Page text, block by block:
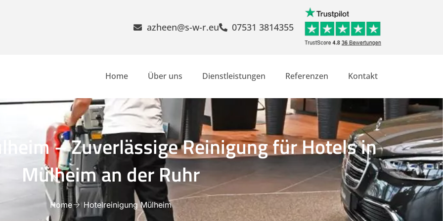
azheen@s-w-r.eu 07531 3814355
Home Über uns Dienstleistungen Referenzen Kontakt
– Zuverlässige Reinigung für Hotels in
Mülheim an der Ruhr
Home Hotelreinigung Mülheim